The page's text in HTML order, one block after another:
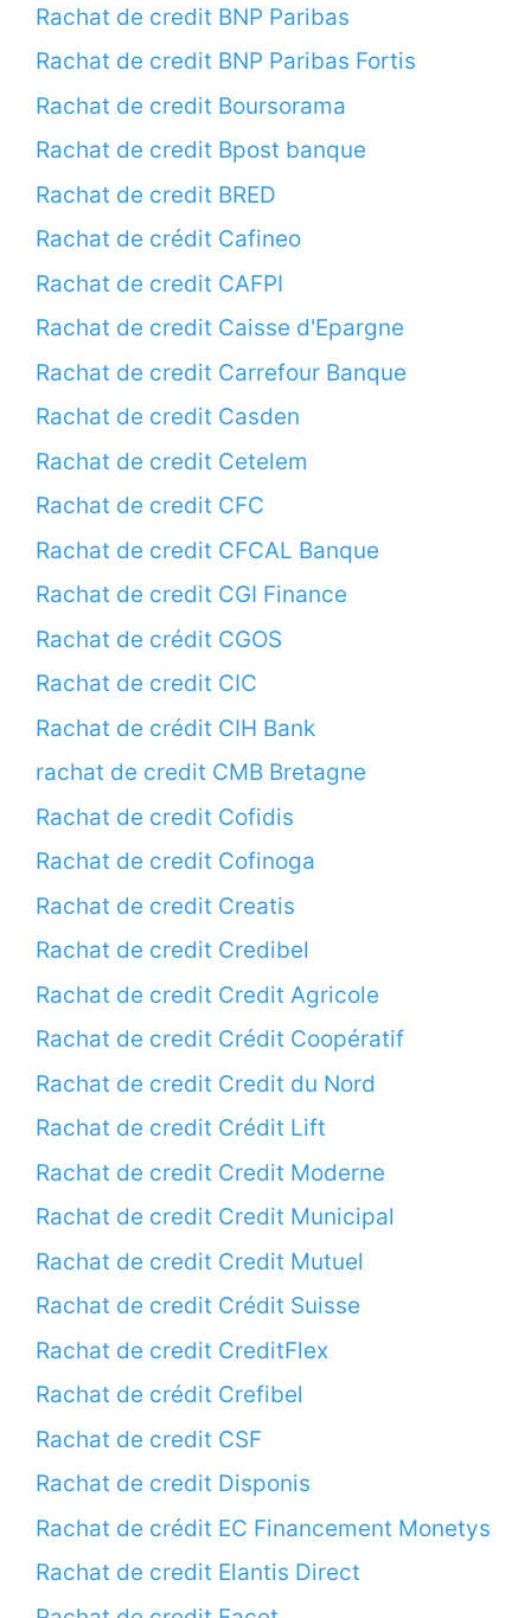
Rachat de credit BNP Paribas
Rachat de credit BNP Paribas Fortis
Rachat de credit Boursorama
Rachat de credit Bpost banque
Rachat de credit BRED
Rachat de crédit Cafineo
Rachat de credit CAFPI
Rachat de credit Caisse d'Epargne
Rachat de credit Carrefour Banque
Rachat de credit Casden
Rachat de credit Cetelem
Rachat de credit CFC
Rachat de credit CFCAL Banque
Rachat de credit CGI Finance
Rachat de crédit CGOS
Rachat de credit CIC
Rachat de crédit CIH Bank
rachat de credit CMB Bretagne
Rachat de credit Cofidis
Rachat de credit Cofinoga
Rachat de credit Creatis
Rachat de credit Credibel
Rachat de credit Credit Agricole
Rachat de credit Crédit Coopératif
Rachat de credit Credit du Nord
Rachat de credit Crédit Lift
Rachat de credit Credit Moderne
Rachat de credit Credit Municipal
Rachat de credit Credit Mutuel
Rachat de credit Crédit Suisse
Rachat de credit CreditFlex
Rachat de crédit Crefibel
Rachat de credit CSF
Rachat de credit Disponis
Rachat de crédit EC Financement Monetys
Rachat de credit Elantis Direct